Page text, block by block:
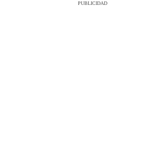
PUBLICIDAD